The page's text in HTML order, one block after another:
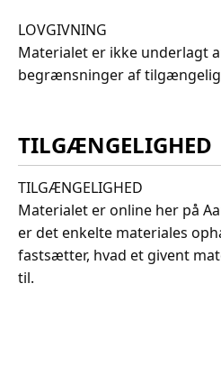
LOVGIVNING
Materialet er ikke underlagt
begrænsninger af
TILGÆNGELIGHED
TILGÆNGELIGHED
Materialet er online her på
er det enkelte materiales
fastsætter, hvad et givent
til.